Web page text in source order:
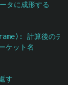
タに成形する
計算後のデー
ケット名
す